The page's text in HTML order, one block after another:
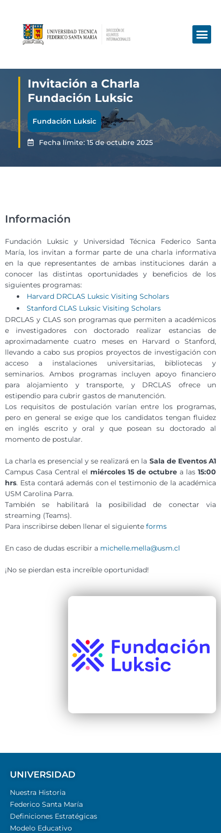
Invitación a Charla
Fundación Luksic
Fundación Luksic
Fecha límite: 15 de octubre 2025
Información
Fundación Luksic y Universidad Técnica Federico Santa
María, los invitan a formar parte de una charla informativa
en la que representantes de ambas instituciones darán a
conocer las distintas oportunidades y beneficios de los
siguientes programas:
Harvard DRCLAS Luksic Visiting Scholars
Stanford CLAS Luksic Visiting Scholars
DRCLAS y CLAS son programas que permiten a académicos
e investigadores con doctorado realizar estancias de
aproximadamente cuatro meses en Harvard o Stanford,
llevando a cabo sus propios proyectos de investigación con
acceso a instalaciones universitarias, bibliotecas y
seminarios. Ambos programas incluyen apoyo financiero
para alojamiento y transporte, y DRCLAS ofrece un
estipendio para cubrir gastos de manutención.
Los requisitos de postulación varían entre los programas,
pero en general se exige que los candidatos tengan fluidez
en inglés escrito y oral y que posean su doctorado al
momento de postular.
La charla es presencial y se realizará en la Sala de Eventos A1
Campus Casa Central el miércoles 15 de octubre a las 15:00
hrs. Esta contará además con el testimonio de la académica
USM Carolina Parra.
También se habilitará la posibilidad de conectar via
streaming (Teams).
Para inscribirse deben llenar el siguiente forms
En caso de dudas escribir a michelle.mella@usm.cl
¡No se pierdan esta increíble oportunidad!
UNIVERSIDAD
Nuestra Historia
Federico Santa María
Definiciones Estratégicas
Modelo Educativo